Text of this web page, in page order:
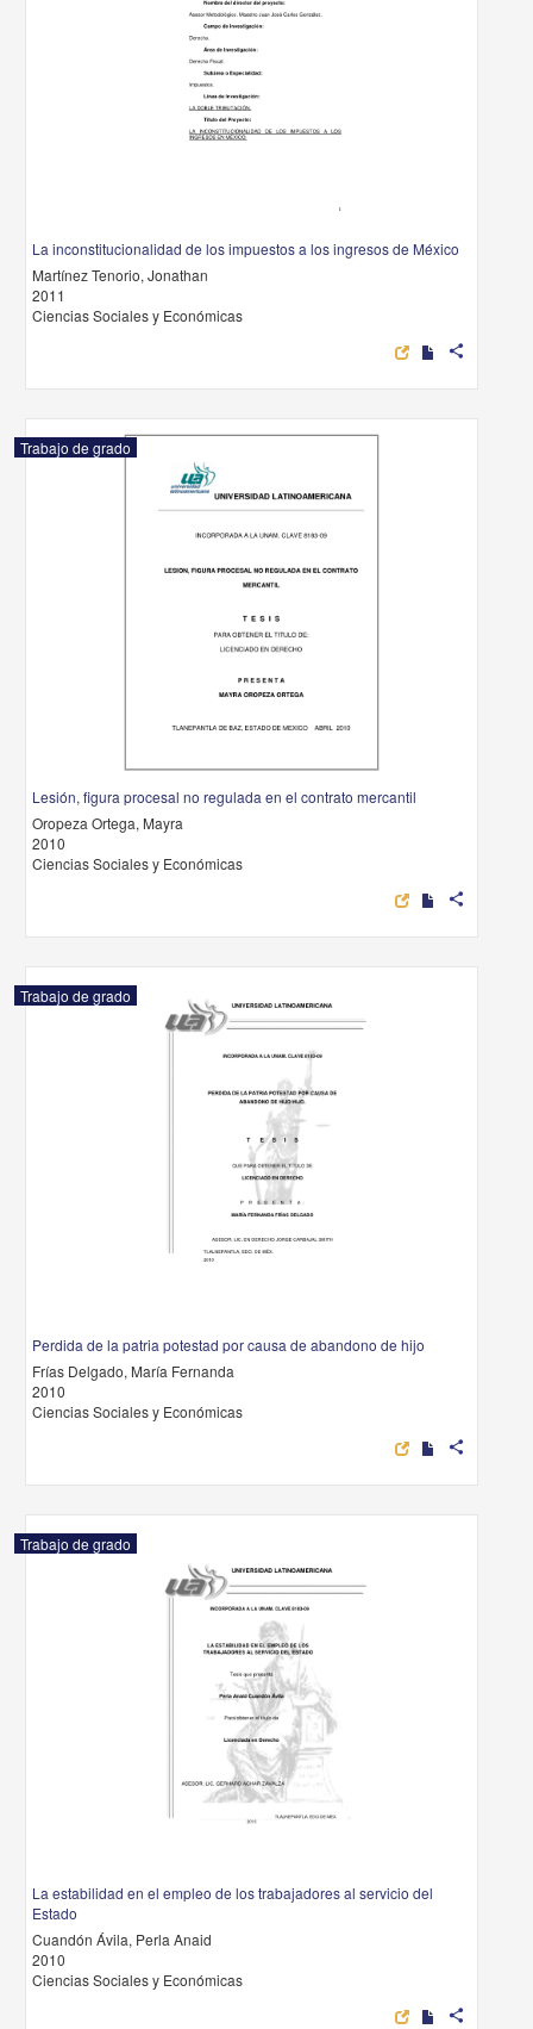
La inconstitucionalidad de los impuestos a los ingresos de México
Martínez Tenorio, Jonathan
2011
Ciencias Sociales y Económicas
share
Trabajo de grado
Lesión, figura procesal no regulada en el contrato mercantil
Oropeza Ortega, Mayra
2010
Ciencias Sociales y Económicas
share
Trabajo de grado
Perdida de la patria potestad por causa de abandono de hijo
Frías Delgado, María Fernanda
2010
Ciencias Sociales y Económicas
share
Trabajo de grado
La estabilidad en el empleo de los trabajadores al servicio del
Estado
Cuandón Ávila, Perla Anaid
2010
Ciencias Sociales y Económicas
share